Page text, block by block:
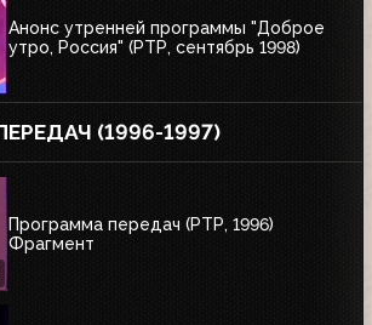
Анонс утренней программы "Доброе
утро, Россия" (РТР, сентябрь 1998)
(1996-1997)
Программа передач (РТР, 1996)
Фрагмент